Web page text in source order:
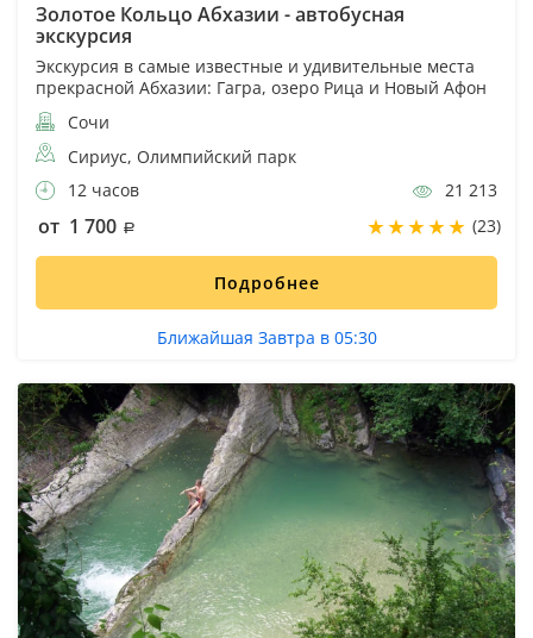
Золотое Кольцо Абхазии - автобусная
экскурсия
Экскурсия в самые известные и удивительные места
прекрасной Абхазии: Гагра, озеро Рица и Новый Афон
Сочи
Сириус, Олимпийский парк
12 часов
21 213
от 1 700 (23)
Подробнее
Ближайшая Завтра в 05:30